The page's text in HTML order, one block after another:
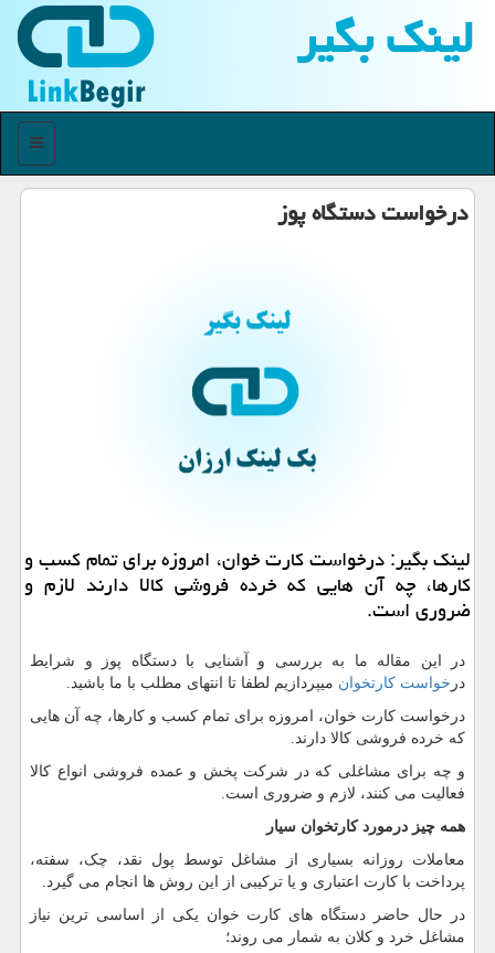
لینك بگیر
منو
درخواست دستگاه پوز
لینك بگیر: درخواست كارت خوان، امروزه برای تمام كسب و
كارها، چه آن هایی كه خرده فروشی كالا دارند لازم و
ضروری است.
در این مقاله ما به بررسی و آشنایی با دستگاه پوز و شرایط
در خواست کارتخوان میپردازیم لطفا تا انتهای مطلب با ما باشید.
درخواست کارت خوان، امروزه برای تمام کسب و کارها، چه آن هایی
که خرده فروشی کالا دارند.
و چه برای مشاغلی که در شرکت پخش و عمده فروشی انواع کالا
فعالیت می کنند، لازم و ضروری است.
همه چیز درمورد کارتخوان سیار
معاملات روزانه بسیاری از مشاغل توسط پول نقد، چک، سفته،
پرداخت با کارت اعتباری و یا ترکیبی از این روش ها انجام می گیرد.
در حال حاضر دستگاه های کارت خوان یکی از اساسی ترین نیاز
مشاغل خرد و کلان به شمار می روند؛